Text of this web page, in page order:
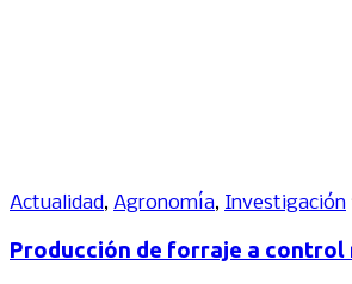
Actualidad, Agronomía, Investigación
Producción de forraje a control